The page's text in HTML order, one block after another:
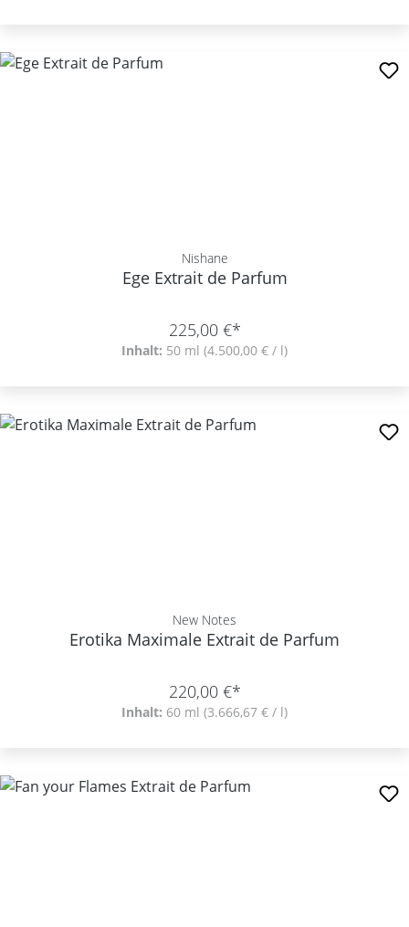
Nishane
Ege Extrait de Parfum
225,00 €*
Inhalt: 50 ml (4.500,00 € / l)
New Notes
Erotika Maximale Extrait de Parfum
220,00 €*
Inhalt: 60 ml (3.666,67 € / l)